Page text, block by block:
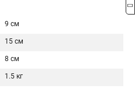
9 см
15 см
8 см
1.5 кг